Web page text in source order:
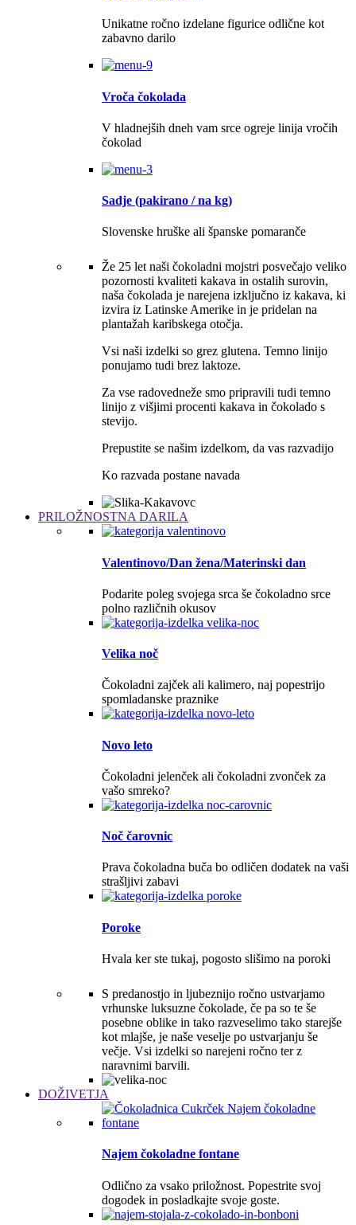
Unikatne ročno izdelane figurice odlične kot
zabavno darilo
Vroča čokolada
V hladnejših dneh vam srce ogreje linija vročih
čokolad
Sadje (pakirano / na kg)
Slovenske hruške ali španske pomaranče
Že 25 let naši čokoladni mojstri posvečajo veliko
pozornosti kvaliteti kakava in ostalih surovin,
naša čokolada je narejena izključno iz kakava, ki
izvira iz Latinske Amerike in je pridelan na
plantažah karibskega otočja.
Vsi naši izdelki so grez glutena. Temno linijo
ponujamo tudi brez laktoze.
Za vse radovedneže smo pripravili tudi temno
linijo z višjimi procenti kakava in čokolado s
stevijo.
Prepustite se našim izdelkom, da vas razvadijo
Ko razvada postane navada
PRILOŽNOSTNA DARILA
Valentinovo/Dan žena/Materinski dan
Podarite poleg svojega srca še čokoladno srce
polno različnih okusov
Velika noč
Čokoladni zajček ali kalimero, naj popestrijo
spomladanske praznike
Novo leto
Čokoladni jelenček ali čokoladni zvonček za
vašo smreko?
Noč čarovnic
Prava čokoladna buča bo odličen dodatek na vaši
strašljivi zabavi
Poroke
Hvala ker ste tukaj, pogosto slišimo na poroki
S predanostjo in ljubeznijo ročno ustvarjamo
vrhunske luksuzne čokolade, če pa so te še
posebne oblike in tako razveselimo tako starejše
kot mlajše, je naše veselje po ustvarjanju še
večje. Vsi izdelki so narejeni ročno ter z
naravnimi barvili.
DOŽIVETJA
Najem čokoladne fontane
Odlično za vsako priložnost. Popestrite svoj
dogodek in posladkajte svoje goste.